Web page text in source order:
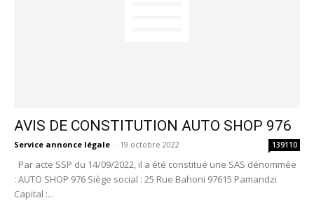
AVIS DE CONSTITUTION AUTO SHOP 976
Service annonce légale - 19 octobre 2022 139110
Par acte SSP du 14/09/2022, il a été constitué une SAS dénommée
: AUTO SHOP 976 Siège social : 25 Rue Bahoni 97615 Pamandzi
Capital :...